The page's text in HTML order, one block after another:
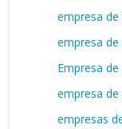
empresa
empresa
Empresa
empresa
empresas